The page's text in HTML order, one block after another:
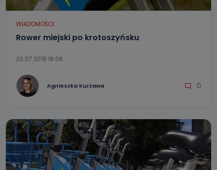
WIADOMOŚCI
Rower miejski po krotoszyńsku
20.07.2019 16:06
Agnieszka Kurzawa 0